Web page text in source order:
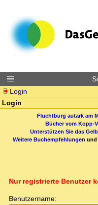
Login
Login
Fluchtburg autark am
Bücher vom Kopp-
Unterstützen Sie das
Weitere Buchempfehlungen und
Nur registrierte Benutzer
Benutzername: